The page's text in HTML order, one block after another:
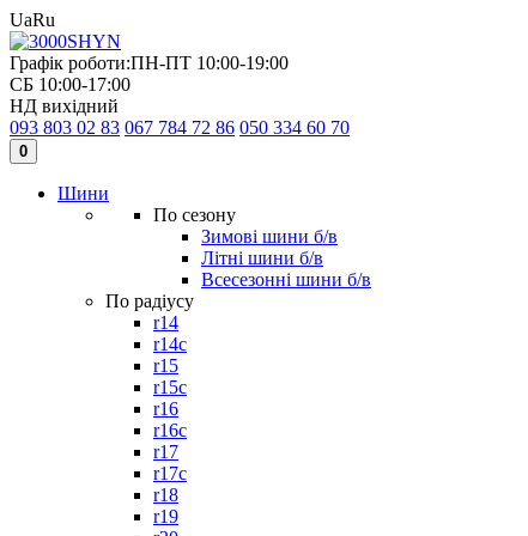
UaRu
Графік роботи:ПН-ПТ 10:00-19:00
СБ 10:00-17:00
НД вихідний
093 803 02 83 067 784 72 86 050 334 60 70
0
Шини
По сезону
Зимові шини б/в
Літні шини б/в
Всесезонні шини б/в
По радіусу
r14
r14c
r15
r15c
r16
r16c
r17
r17c
r18
r19